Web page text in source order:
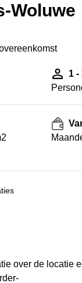
Woluwe
1 -
over de locatie